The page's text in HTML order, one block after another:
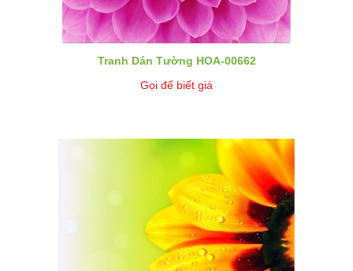
Tranh Dán Tường HOA-00662
Gọi để biết giá